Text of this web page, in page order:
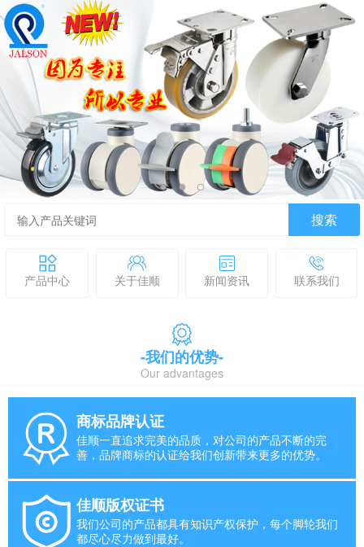
搜索
产品中心 关于佳顺 新闻资讯 联系我们
-我们的优势-
Our advantages
商标品牌认证
佳顺一直追求完美的品质，对公司的产品不断的完
善，品牌商标的认证给我们创新带来更多的优势。
佳顺版权证书
我们公司的产品都具有知识产权保护，每个脚轮我们
都尽心尽力做到最好。